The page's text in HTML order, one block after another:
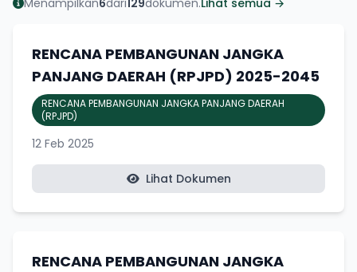
RENCANA PEMBANGUNAN JANGKA
PANJANG DAERAH (RPJPD) 2025-2045
RENCANA PEMBANGUNAN JANGKA PANJANG DAERAH
(RPJPD)
12 Feb 2025
Lihat Dokumen
RENCANA PEMBANGUNAN JANGKA